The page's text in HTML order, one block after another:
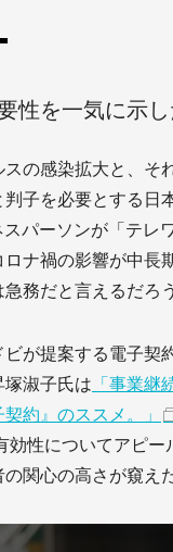
性を一気に示
スの感染拡大と、そ
判子を必要とする日
パーソンが「テレ
ナ禍の影響が中長
務だと言えるだろう
ビが提案する電子契
塚淑子氏は 「事業継
約』のススメ。」
効性についてアピ
関心の高さが窺えた